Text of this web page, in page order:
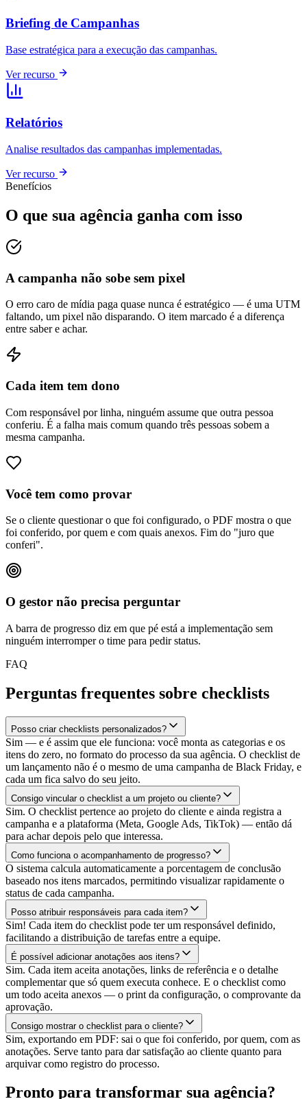
Briefing de Campanhas
Base estratégica para a execução das campanhas.
Ver recurso
Relatórios
Analise resultados das campanhas implementadas.
Ver recurso
Benefícios
O que sua agência ganha com isso
A campanha não sobe sem pixel
O erro caro de mídia paga quase nunca é estratégico — é uma UTM
faltando, um pixel não disparando. O item marcado é a diferença
entre saber e achar.
Cada item tem dono
Com responsável por linha, ninguém assume que outra pessoa
conferiu. É a falha mais comum quando três pessoas sobem a
mesma campanha.
Você tem como provar
Se o cliente questionar o que foi configurado, o PDF mostra o que
foi conferido, por quem e com quais anexos. Fim do "juro que
conferi".
O gestor não precisa perguntar
A barra de progresso diz em que pé está a implementação sem
ninguém interromper o time para pedir status.
FAQ
Perguntas frequentes sobre checklists
Posso criar checklists personalizados?
Sim — e é assim que ele funciona: você monta as categorias e os
itens do zero, no formato do processo da sua agência. O checklist de
um lançamento não é o mesmo de uma campanha de Black Friday, e
cada um fica salvo do seu jeito.
Consigo vincular o checklist a um projeto ou cliente?
Sim. O checklist pertence ao projeto do cliente e ainda registra a
campanha e a plataforma (Meta, Google Ads, TikTok) — então dá
para achar depois pelo que interessa.
Como funciona o acompanhamento de progresso?
O sistema calcula automaticamente a porcentagem de conclusão
baseado nos itens marcados, permitindo visualizar rapidamente o
status de cada campanha.
Posso atribuir responsáveis para cada item?
Sim! Cada item do checklist pode ter um responsável definido,
facilitando a distribuição de tarefas entre a equipe.
É possível adicionar anotações aos itens?
Sim. Cada item aceita anotações, links de referência e o detalhe
complementar que só quem executa conhece. E o checklist como
um todo aceita anexos — o print da configuração, o comprovante da
aprovação.
Consigo mostrar o checklist para o cliente?
Sim, exportando em PDF: sai o que foi conferido, por quem, com as
anotações. Serve tanto para dar satisfação ao cliente quanto para
arquivar como registro do processo.
Pronto para transformar sua agência?